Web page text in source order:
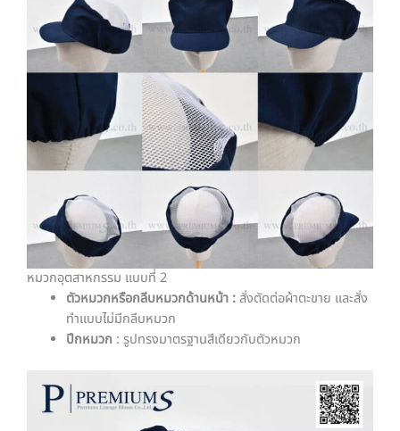
หมวกอุตสาหกรรม แบบที่ 2
ตัวหมวกหรือกลีบหมวกด้านหน้า :สั่งตัดต่อผ้าตะขาย และสั่ง
ทำแบบไม่มีกลีบหมวก
ปีกหมวก : รูปทรงมาตรฐานสีเดียวกับตัวหมวก